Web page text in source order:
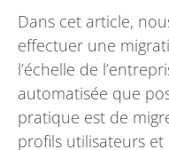
Dans cet article,
effectuer une
l’échelle de
automatisée que
pratique est de
profils utilisateurs